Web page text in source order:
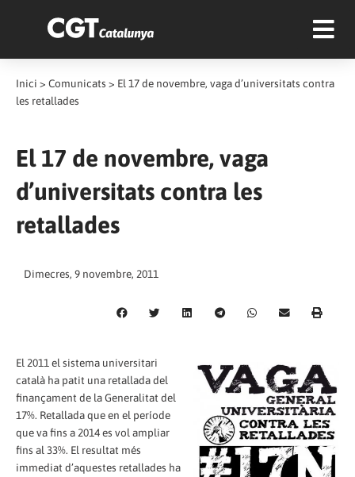
Inici > Comunicats > El 17 de novembre, vaga d’universitats contra
les retallades
El 17 de novembre, vaga
d’universitats contra les
retallades
Dimecres, 9 novembre, 2011
El 2011 el sistema universitari
català ha patit una retallada del
finançament de la Generalitat del
17%. Retallada que en el període
que va fins a 2014 es vol ampliar
fins al 33%. El resultat més
immediat d’aquestes retallades ha